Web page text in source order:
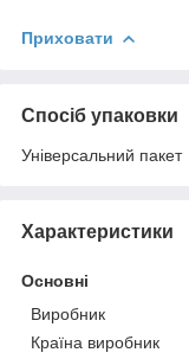
Приховати
Спосіб упаковки
Універсальний пакет
Характеристики
Основні
Виробник
Країна виробник